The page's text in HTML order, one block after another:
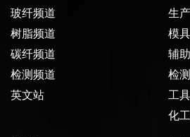
玻纤频道
树脂频道
碳纤频道
检测频道
英文站
生
模具
辅
检
工具
化